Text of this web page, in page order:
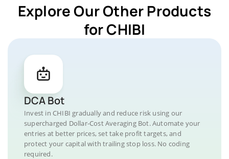
Explore Our Other Products
for CHIBI
DCA Bot
Invest in CHIBI gradually and reduce risk using our
supercharged Dollar-Cost Averaging Bot. Automate your
entries at better prices, set take profit targets, and
protect your capital with trailing stop loss. No coding
required.